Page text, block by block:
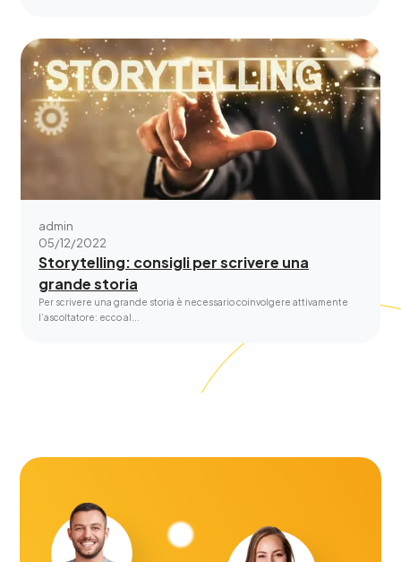
admin
05/12/2022
Storytelling: consigli per scrivere una
grande storia
Per scrivere una grande storia è necessario coinvolgere attivamente
l’ascoltatore: ecco al...